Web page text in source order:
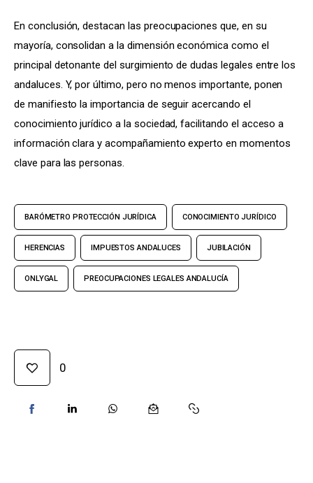
En conclusión, destacan las preocupaciones que, en su
mayoría, consolidan a la dimensión económica como el
principal detonante del surgimiento de dudas legales entre los
andaluces. Y, por último, pero no menos importante, ponen
de manifiesto la importancia de seguir acercando el
conocimiento jurídico a la sociedad, facilitando el acceso a
información clara y acompañamiento experto en momentos
clave para las personas.
BARÓMETRO PROTECCIÓN JURÍDICA CONOCIMIENTO JURÍDICO
HERENCIAS IMPUESTOS ANDALUCES JUBILACIÓN
ONLYGAL PREOCUPACIONES LEGALES ANDALUCÍA
0